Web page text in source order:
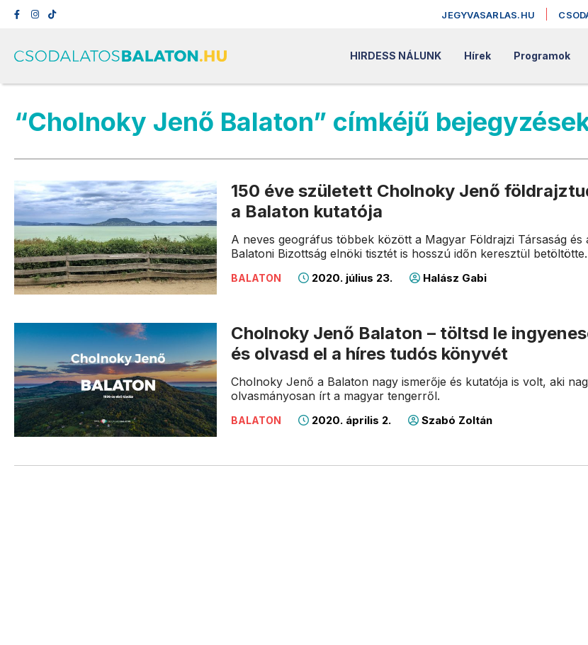
JEGYVASARLAS.HU
HIRDESS NÁLUNK Hírek Programok
“Cholnoky Jenő Balaton” címkéjű
150 éve született Cholnoky Jenő
a Balaton kutatója
A neves geográfus többek között a Magyar Földrajzi Társaság és
Balatoni Bizottság elnöki tisztét is hosszú időn keresztül betöltötte.
BALATON 2020. július 23. Halász Gabi
Cholnoky Jenő Balaton – töltsd le
és olvasd el a híres tudós könyvét
Cholnoky Jenő a Balaton nagy ismerője és kutatója is volt, aki
olvasmányosan írt a magyar tengerről.
BALATON 2020. április 2. Szabó Zoltán